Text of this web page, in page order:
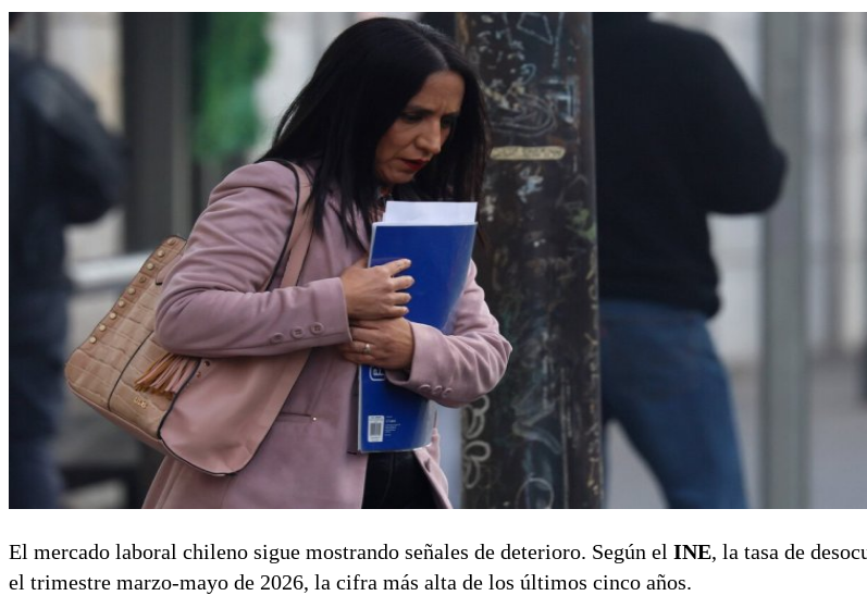
El mercado laboral chileno sigue mostrando señales de deterioro. Según el INE, la tasa de
el trimestre marzo-mayo de 2026, la cifra más alta de los últimos cinco años.